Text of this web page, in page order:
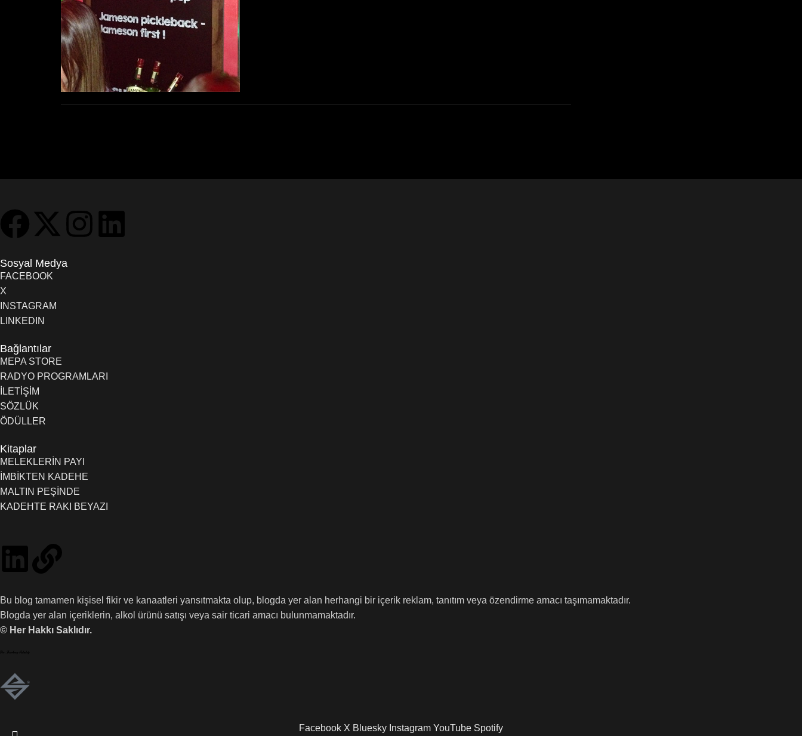
Sosyal Medya
FACEBOOK
X
INSTAGRAM
LINKEDIN
Bağlantılar
MEPA STORE
RADYO PROGRAMLARI
İLETİŞİM
SÖZLÜK
ÖDÜLLER
Kitaplar
MELEKLERİN PAYI
İMBİKTEN KADEHE
MALTIN PEŞİNDE
KADEHTE RAKI BEYAZI
Bu blog tamamen kişisel fikir ve kanaatleri yansıtmakta olup, blogda yer alan herhangi bir içerik reklam, tanıtım veya özendirme amacı taşımamaktadır.
Blogda yer alan içeriklerin, alkol ürünü satışı veya sair ticari amacı bulunmamaktadır.
© Her Hakkı Saklıdır.
Facebook X Bluesky Instagram YouTube Spotify